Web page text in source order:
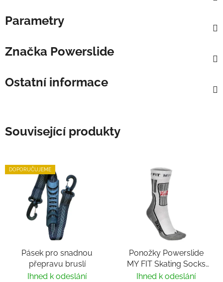
Parametry
Značka Powerslide
Ostatní informace
Související produkty
DOPORUČUJEME
Pásek pro snadnou
přepravu bruslí
Ihned k odeslání
Ponožky Powerslide
MY FIT Skating Socks
Fitness
Ihned k odeslání